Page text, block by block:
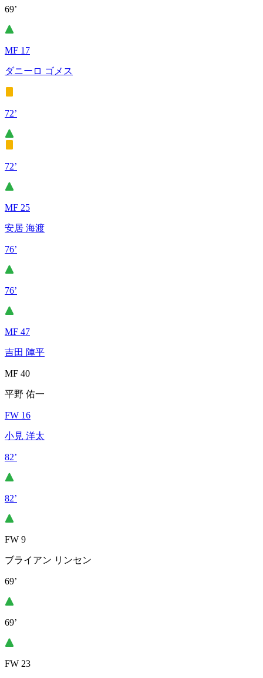
69’
MF 17
ダニーロ ゴメス
72’
72’
MF 25
安居 海渡
76’
76’
MF 47
吉田 陣平
MF 40
平野 佑一
FW 16
小見 洋太
82’
82’
FW 9
ブライアン リンセン
69’
69’
FW 23